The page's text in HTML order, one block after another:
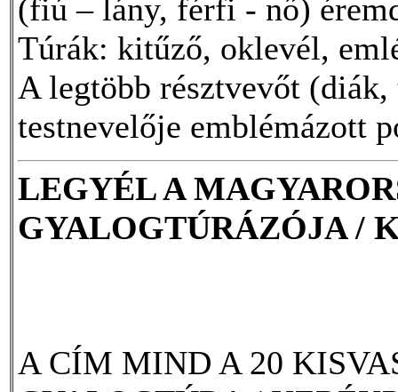
(fiú – lány, férfi - nő)
Túrák: kitűző, oklevél,
A legtöbb résztvevőt
testnevelője emblémázott
LEGYÉL A
GYALOGTÚRÁZÓJA /
A CÍM MIND A 20